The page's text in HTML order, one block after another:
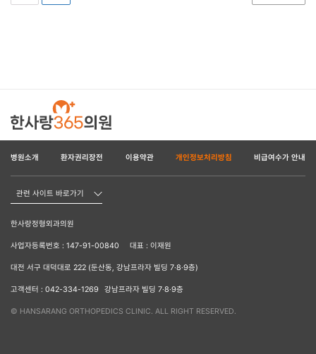
병원소개 환자권리장전 이용약관 개인정보처리방침 비급여수가 안내
한사랑정형외과의원
대전 서구 대덕대로 222 (둔산동, 강남프라자 빌딩 7·8·9층)
고객센터 : 042-334-1269 강남프라자 빌딩 7·8·9층
대표 : 이재원
사업자등록번호 : 147-91-00840
© HANSARANG ORTHOPEDICS CLINIC. ALL RIGHT RESERVED.
관련 사이트 바로가기